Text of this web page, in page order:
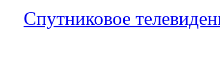
Спутниковое